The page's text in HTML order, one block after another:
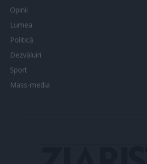
Opinii
Lumea
Politică
Dezvăluiri
Sport
Mass-media